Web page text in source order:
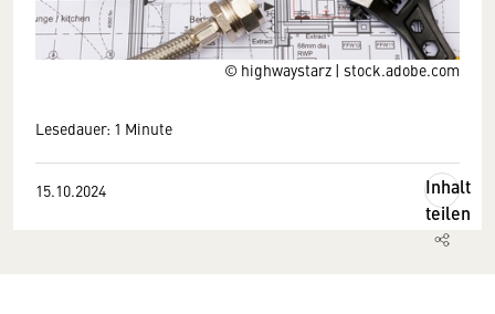
© highwaystarz | stock.adobe.com
Lesedauer: 1 Minute
15.10.2024
Inhalt
teilen